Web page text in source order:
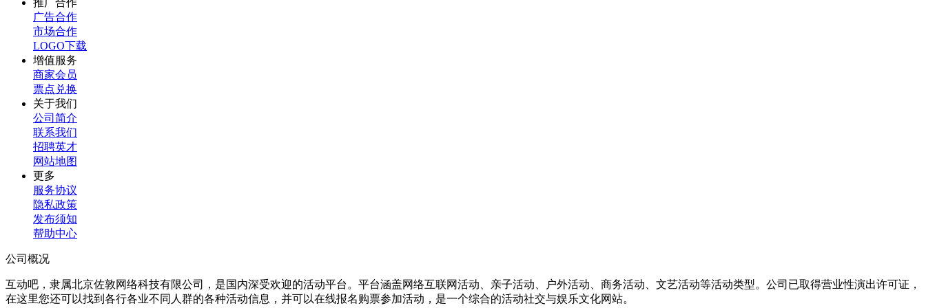
推广合作
广告合作
市场合作
LOGO下载
增值服务
商家会员
票点兑换
关于我们
公司简介
联系我们
招聘英才
网站地图
更多
服务协议
隐私政策
发布须知
帮助中心
公司概况
互动吧，隶属北京佐敦网络科技有限公司，是国内深受欢迎的活动平台。平台涵盖网络互联网活动、亲子活动、户外活动、商务活动、文艺活动等活动类型。公司已取得营业性演出许可证，
在这里您还可以找到各行各业不同人群的各种活动信息，并可以在线报名购票参加活动，是一个综合的活动社交与娱乐文化网站。